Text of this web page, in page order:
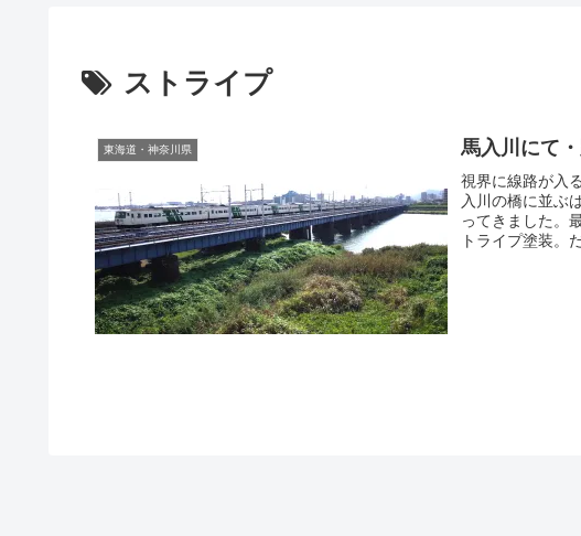
ストライプ
東海道・神奈川県 馬入川にて
視界に線路が入
入川の橋に並ぶ
ってきました。
トライプ塗装。